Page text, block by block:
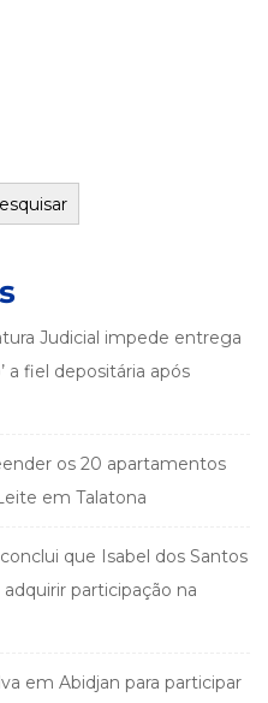
Judicial impede entrega
a fiel depositária após
os 20 apartamentos
em Talatona
que Isabel dos Santos
participação na
em Abidjan para participar